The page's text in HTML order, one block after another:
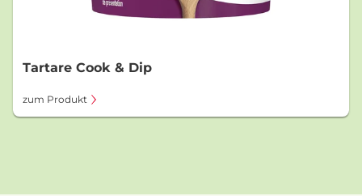
Tartare Cook & Dip
zum Produkt